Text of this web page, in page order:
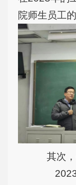
院师生员工
其次